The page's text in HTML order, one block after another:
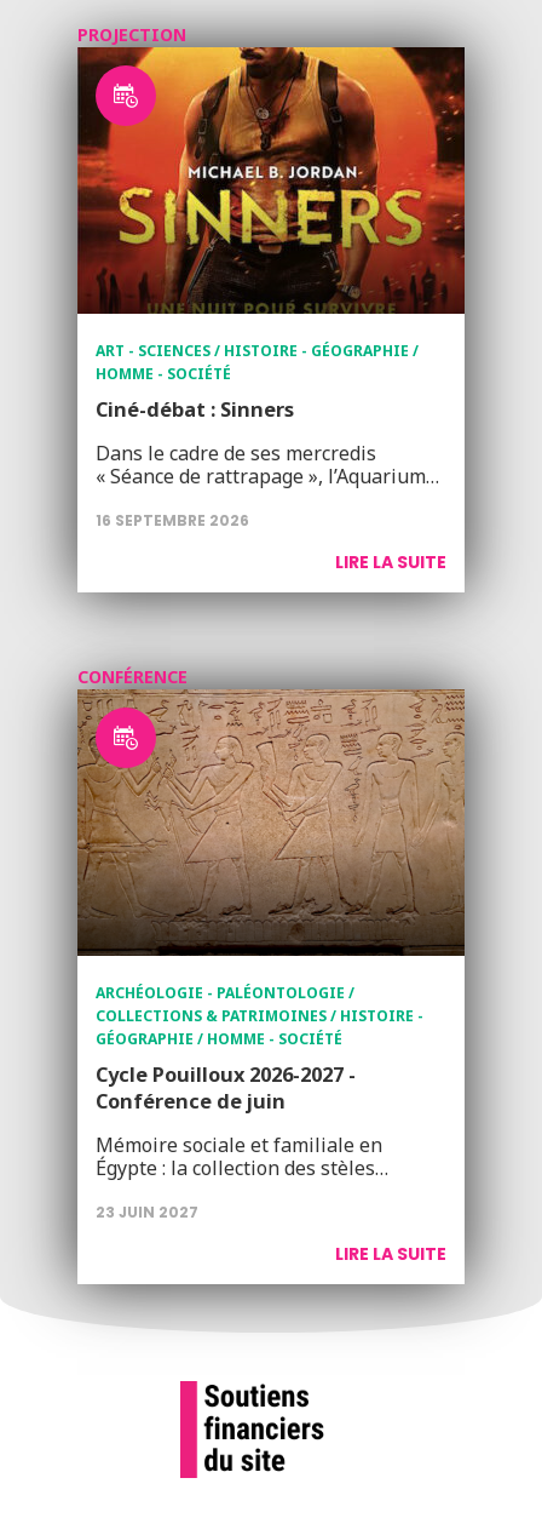
PROJECTION
ART - SCIENCES / HISTOIRE - GÉOGRAPHIE /
HOMME - SOCIÉTÉ
Ciné-débat : Sinners
Dans le cadre de ses mercredis
« Séance de rattrapage », l’Aquarium…
16 SEPTEMBRE 2026
LIRE LA SUITE
CONFÉRENCE
ARCHÉOLOGIE - PALÉONTOLOGIE /
COLLECTIONS & PATRIMOINES / HISTOIRE -
GÉOGRAPHIE / HOMME - SOCIÉTÉ
Cycle Pouilloux 2026-2027 -
Conférence de juin
Mémoire sociale et familiale en
Égypte : la collection des stèles…
23 JUIN 2027
LIRE LA SUITE